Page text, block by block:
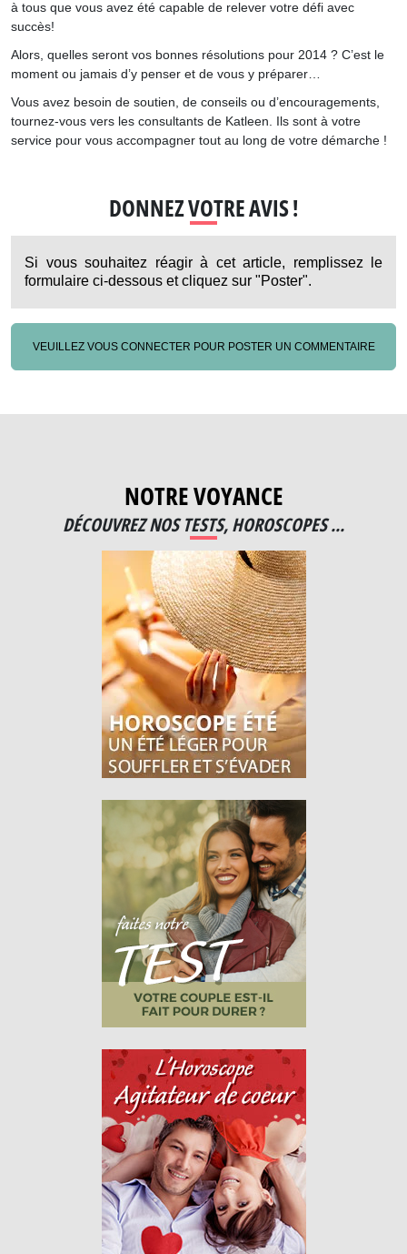
à tous que vous avez été capable de relever votre défi avec
succès!
Alors, quelles seront vos bonnes résolutions pour 2014 ? C’est le
moment ou jamais d’y penser et de vous y préparer…
Vous avez besoin de soutien, de conseils ou d’encouragements,
tournez-vous vers les consultants de Katleen. Ils sont à votre
service pour vous accompagner tout au long de votre démarche !
DONNEZ VOTRE AVIS !
Si vous souhaitez réagir à cet article, remplissez le
formulaire ci-dessous et cliquez sur "Poster".
VEUILLEZ VOUS CONNECTER POUR POSTER UN COMMENTAIRE
NOTRE VOYANCE
DÉCOUVREZ NOS TESTS, HOROSCOPES ...